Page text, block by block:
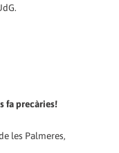
fa precàries!
les Palmeres,